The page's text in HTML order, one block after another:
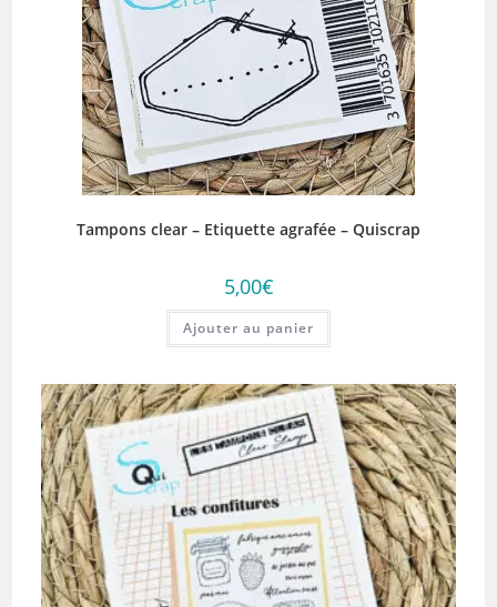
Tampons clear – Etiquette agrafée – Quiscrap
5,00€
Ajouter au panier